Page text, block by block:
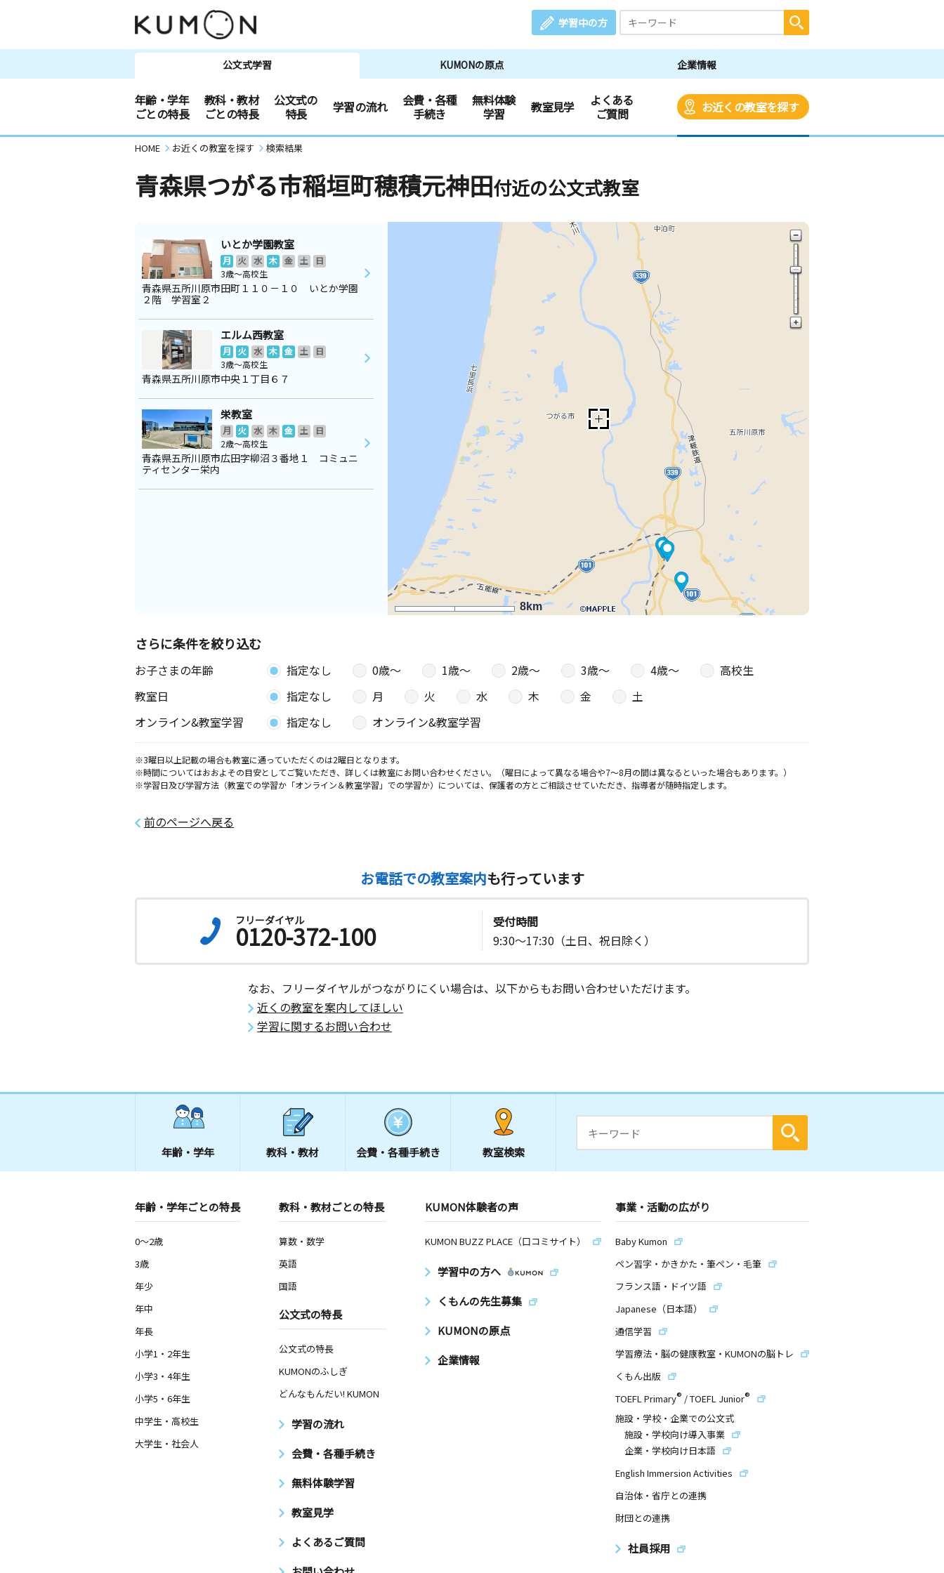
学習中の方
公文式学習 KUMONの原点 企業情報
年齢・学年
ごとの特長
教科・教材
ごとの特長
公文式の
特長
学習の流れ
会費・各種
手続き
無料体験
学習
教室見学
よくある
ご質問
お近くの教室を探す
HOME お近くの教室を探す 検索結果
青森県つがる市稲垣町穂積元神田付近の公文式教室
8km
いとか学園教室
月 火 水 木 金 土
日
3歳～高校生
青森県五所川原市田町１１０－１０ いとか学園
２階 学習室２
エルム西教室
月 火 水 木 金 土
日
3歳～高校生
青森県五所川原市中央１丁目６７
栄教室
月 火 水 木 金 土
日
2歳～高校生
青森県五所川原市広田字柳沼３番地１ コミュニ
ティセンター栄内
さらに条件を絞り込む
お子さまの年齢 指定なし 0歳〜 1歳〜 2歳〜 3歳〜 4歳〜
高校生
教室日
指定なし 月 火 水 木 金
土
オンライン&教室学習
指定なし オンライン&教室学習
※3曜日以上記載の場合も教室に通っていただくのは2曜日となります。
※時間についてはおおよその目安としてご覧いただき、詳しくは教室にお問い合わせください。（曜日によって異なる場合や7～8月の間は異なるといった場合もあります。）
※学習日及び学習方法（教室での学習か「オンライン＆教室学習」での学習か）については、保護者の方とご相談させていただき、指導者が随時指定します。
前のページへ戻る
お電話での教室案内も行っています
フリーダイヤル
0120-372-100
受付時間
9:30～17:30（土日、祝日除く）
なお、フリーダイヤルがつながりにくい場合は、以下からもお問い合わせいただけます。
近くの教室を案内してほしい
学習に関するお問い合わせ
年齢・学年 教科・教材 会費・ 各種手続き 教室検索
年齢・学年ごとの特長
0～2歳
3歳
年少
年中
年長
小学1・2年生
小学3・4年生
小学5・6年生
中学生・高校生
大学生・社会人
教科・教材ごとの特長
算数・数学
英語
国語
公文式の特長
公文式の特長
KUMONのふしぎ
どんなもんだい! KUMON
学習の流れ
会費・各種手続き
無料体験学習
教室見学
よくあるご質問
KUMON体験者の声
KUMON BUZZ PLACE（口コミサイト）
学習中の方へ
くもんの先生募集
KUMONの原点
企業情報
事業・活動の広がり
Baby Kumon
ペン習字・かきかた・筆ペン・毛筆
フランス語・ドイツ語
Japanese（日本語）
通信学習
学習療法・脳の健康教室・KUMONの脳トレ
くもん出版
TOEFL Primary® /TOEFL Junior®
施設・学校・企業での公文式
施設・学校向け導入事業
企業・学校向け日本語
English Immersion Activities
自治体・省庁との連携
財団との連携
社員採用